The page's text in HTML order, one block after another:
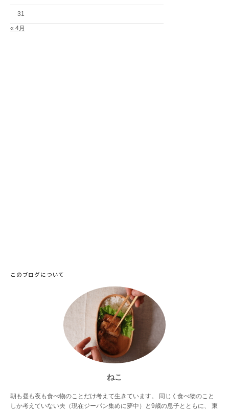
31
« 4月
このブログについて
ねこ
朝も昼も夜も食べ物のことだけ考えて生きています。 同じく食べ物のこと
しか考えていない夫（現在ジーパン集めに夢中）と9歳の息子とともに、 東